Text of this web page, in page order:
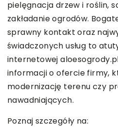
pielęgnacja drzew i roślin,
zakładanie ogrodów.
sprawny kontakt oraz
świadczonych usług to
internetowej
informacji o ofercie firmy,
modernizację terenu czy
nawadniających.
Poznaj szczegóły na: